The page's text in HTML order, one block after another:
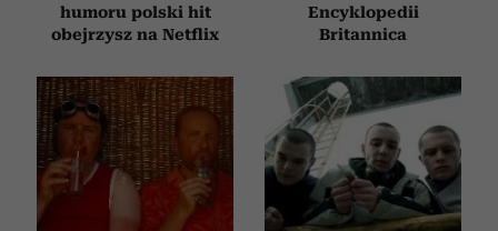
humoru polski hit
obejrzysz na Netflix
Encyklopedii
Britannica